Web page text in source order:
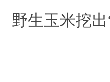
野生玉米挖